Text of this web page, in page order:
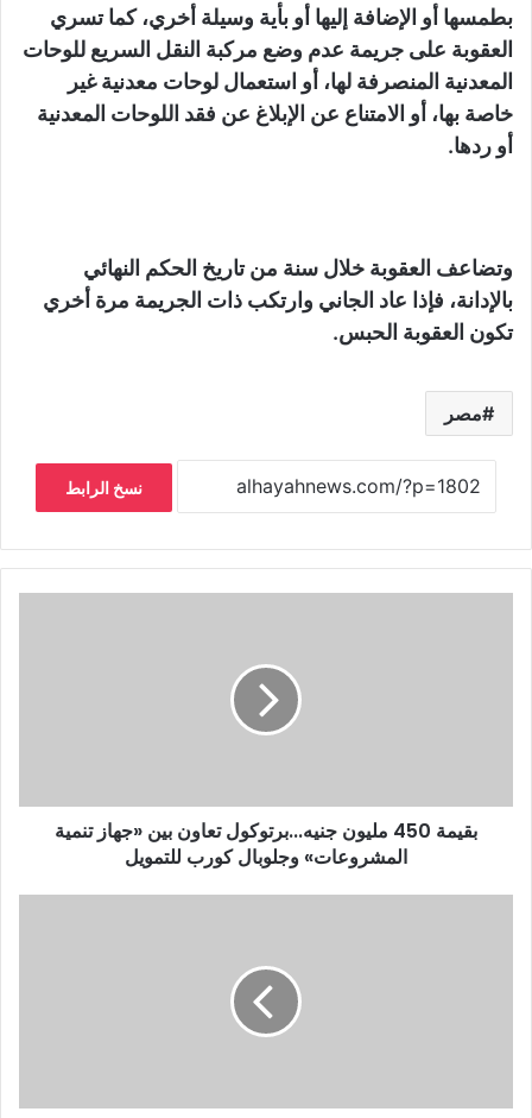
بطمسها أو الإضافة إليها أو بأية وسيلة أخري، كما تسري
العقوبة على جريمة عدم وضع مركبة النقل السريع للوحات
المعدنية المنصرفة لها، أو استعمال لوحات معدنية غير
خاصة بها، أو الامتناع عن الإبلاغ عن فقد اللوحات المعدنية
أو ردها.
وتضاعف العقوبة خلال سنة من تاريخ الحكم النهائي
بالإدانة، فإذا عاد الجاني وارتكب ذات الجريمة مرة أخري
تكون العقوبة الحبس.
مصر
نسخ الرابط
بقيمة 450 مليون جنيه...برتوكول تعاون بين «جهاز تنمية
المشروعات» وجلوبال كورب للتمويل